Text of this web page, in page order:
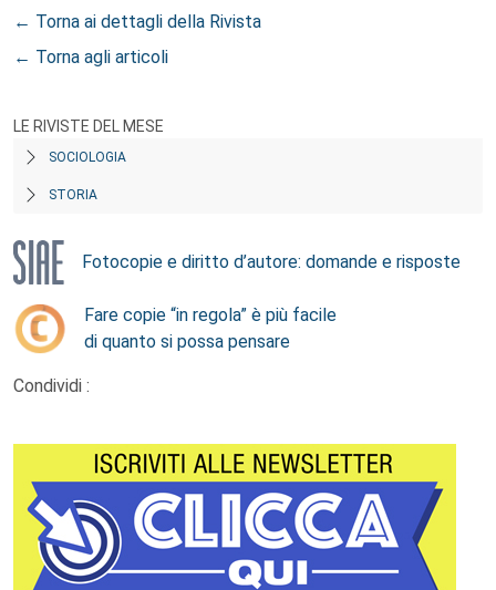
← Torna ai dettagli della Rivista
← Torna agli articoli
LE RIVISTE DEL MESE
SOCIOLOGIA
STORIA
Fotocopie e diritto d’autore: domande e risposte
Fare copie “in regola” è più facile
di quanto si possa pensare
Condividi :